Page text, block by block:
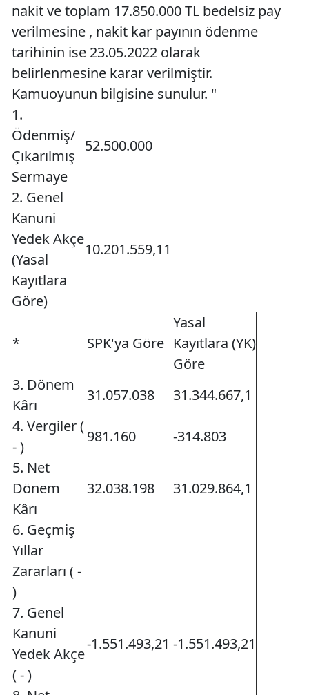
nakit ve toplam 17.850.000 TL bedelsiz pay
verilmesine , nakit kar payının ödenme
tarihinin ise 23.05.2022 olarak
belirlenmesine karar verilmiştir.
Kamuoyunun bilgisine sunulur. "
1.
Ödenmiş/
Çıkarılmış
Sermaye
52.500.000
2. Genel
Kanuni
Yedek Akçe
(Yasal
Kayıtlara
Göre)
10.201.559,11
* SPK'ya Göre
Yasal
Kayıtlara (YK)
Göre
3. Dönem
Kârı
31.057.038
31.344.667,1
4. Vergiler (
- )
981.160
-314.803
5. Net
Dönem
Kârı
32.038.198 31.029.864,1
6. Geçmiş
Yıllar
Zararları ( -
)
7. Genel
Kanuni
Yedek Akçe
( - )
-1.551.493,21 -1.551.493,21